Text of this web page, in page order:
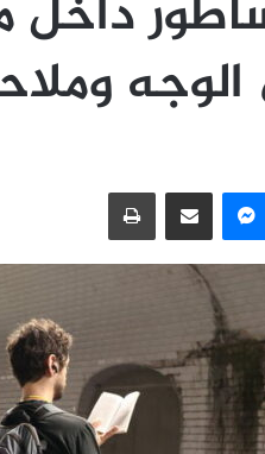
داخل
ماسنجر مشاركة عبر البريد طباعة